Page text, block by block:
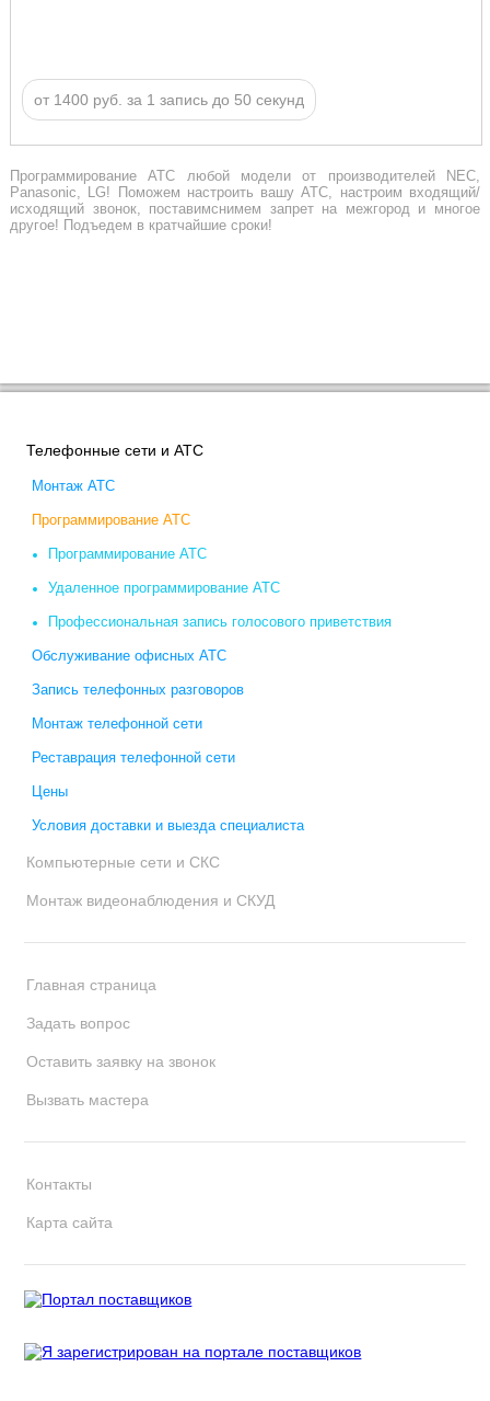
от 1400 руб. за 1 запись до 50 секунд
Программирование АТС любой модели от производителей NEC,
Panasonic, LG! Поможем настроить вашу АТС, настроим входящий/
исходящий звонок, поставимснимем запрет на межгород и многое
другое! Подъедем в кратчайшие сроки!
Телефонные сети и АТС
Монтаж АТС
Программирование АТС
Программирование АТС
Удаленное программирование АТС
Профессиональная запись голосового приветствия
Обслуживание офисных АТС
Запись телефонных разговоров
Монтаж телефонной сети
Реставрация телефонной сети
Цены
Условия доставки и выезда специалиста
Компьютерные сети и СКС
Монтаж видеонаблюдения и СКУД
Главная страница
Задать вопрос
Оставить заявку на звонок
Вызвать мастера
Контакты
Карта сайта